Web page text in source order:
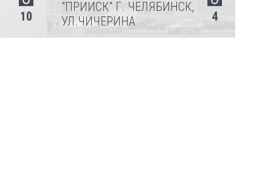
10 4
"ПРИИСК" Г. ЧЕЛЯБИНСК,
УЛ.ЧИЧЕРИНА